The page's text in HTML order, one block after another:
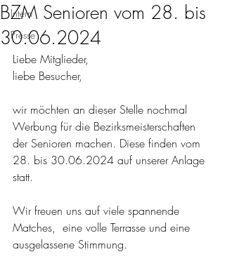
Intern
Presse
BZM Senioren vom 28. bis
30.06.2024
Liebe Mitglieder,
liebe Besucher,
wir möchten an dieser Stelle nochmal
Werbung für die Bezirksmeisterschaften
der Senioren machen. Diese finden vom
28. bis 30.06.2024 auf unserer Anlage
statt.
Wir freuen uns auf viele spannende
Matches,  eine volle Terrasse und eine
ausgelassene Stimmung.